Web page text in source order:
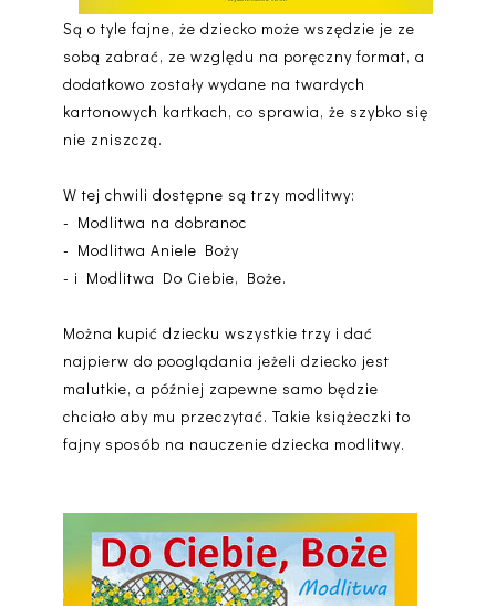
Są o tyle fajne, że dziecko może wszędzie je ze
sobą zabrać, ze względu na poręczny format, a
dodatkowo zostały wydane na twardych
kartonowych kartkach, co sprawia, że szybko się
nie zniszczą.
W tej chwili dostępne są trzy modlitwy:
- Modlitwa na dobranoc
- Modlitwa Aniele Boży
- i Modlitwa Do Ciebie, Boże.
Można kupić dziecku wszystkie trzy i dać
najpierw do pooglądania jeżeli dziecko jest
malutkie, a później zapewne samo będzie
chciało aby mu przeczytać. Takie książeczki to
fajny sposób na nauczenie dziecka modlitwy.